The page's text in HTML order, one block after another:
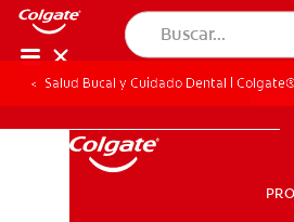
Salud Bucal y Cuidado Dental |